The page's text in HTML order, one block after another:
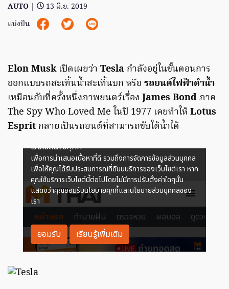
AUTO |
13 มิ.ย. 2019
แบ่งปัน
Elon Muskเปิดเผยว่า Tesla กำลังอยู่ในขั้นตอนการ
ออกแบบรถสะเทิ้นน้ำสะเทิ้นบก หรือ รถยนต์ไฟฟ้าดำน้ำ
เหมือนกับที่ครั้งหนึ่งภาพยนตร์เรื่อง James Bondภาค
The Spy Who Loved Me ในปี 1977 เคยทำให้ Lotus
Esprit กลายเป็นรถยนต์ที่สามารถขับใต้น้ำได้